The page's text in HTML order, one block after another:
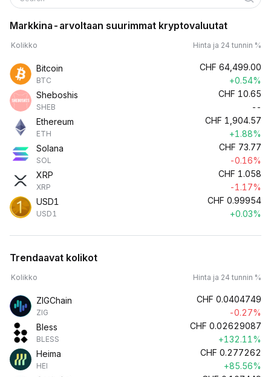
Markkina-arvoltaan suurimmat kryptovaluutat
Kolikko Hinta ja 24 tunnin %
Bitcoin
BTC
CHF 64,499.00
+0.54%
Sheboshis
SHEB
CHF 10.65
--
Ethereum
ETH
CHF 1,904.57
+1.88%
Solana
SOL
CHF 73.77
-0.16%
XRP
XRP
CHF 1.058
-1.17%
USD1
USD1
CHF 0.99954
+0.03%
Trendaavat kolikot
Kolikko Hinta ja 24 tunnin %
ZIGChain
ZIG
CHF 0.0404749
-0.27%
Bless
BLESS
CHF 0.02629087
+132.11%
Heima
HEI
CHF 0.277262
+85.56%